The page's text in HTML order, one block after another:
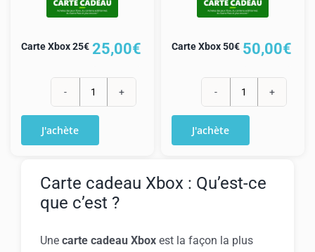
Carte Xbox 25€ 25,00€
de
25€
J'achète
Carte Xbox 50€ 50,00€
de
50€
J'achète
Carte cadeau Xbox : Qu’est-ce
que c’est ?
Unecarte cadeau Xbox est la façon la plus